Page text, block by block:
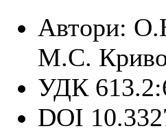
Автори:
М.С.
УДК
DOI